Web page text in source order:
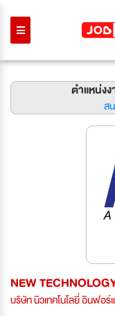
ตำแหน่ง
ส
NEW
บริษัท นิวเทคโนโลยี่ อินฟอร์